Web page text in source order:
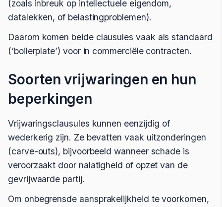
(zoals inbreuk op intellectuele eigendom,
datalekken, of belastingproblemen).
Daarom komen beide clausules vaak als standaard
(‘boilerplate’) voor in commerciële contracten.
Soorten vrijwaringen en hun
beperkingen
Vrijwaringsclausules kunnen eenzijdig of
wederkerig zijn. Ze bevatten vaak uitzonderingen
(carve-outs), bijvoorbeeld wanneer schade is
veroorzaakt door nalatigheid of opzet van de
gevrijwaarde partij.
Om onbegrensde aansprakelijkheid te voorkomen,